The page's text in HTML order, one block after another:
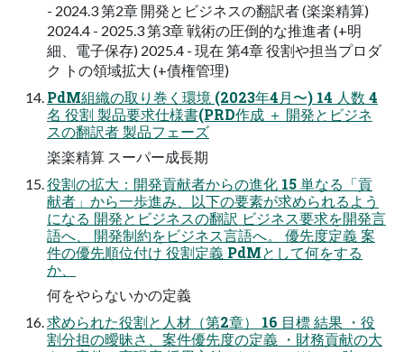
- 2024.3 第2章 開発とビジネスの翻訳者 (楽楽精算)
2024.4 - 2025.3 第3章 戦術の圧倒的な推進者 (+明
細、電子保存) 2025.4 - 現在 第4章 役割や担当プロダ
ク トの領域拡大 (+債権管理)
PdM組織の取り巻く環境 (2023年4月〜) 14 人数 4
名 役割 製品要求仕様書(PRD作成 ＋ 開発とビジネ
スの翻訳者 製品フェーズ
楽楽精算 スーパー成長期
役割の拡大：開発貢献者からの進化 15 単なる「貢
献者」から一歩進み、以下の要素が求められるよう
になる 開発とビジネスの翻訳 ビジネス要求を開発言
語へ、 開発制約をビジネス言語へ。 優先度定義 案
件の優先順位付け 役割定義 PdMとして何をする
か、
何をやらないかの定義
求められた役割と人材（第2章） 16 目標 結果 ・役
割分担の曖昧さ、案件優先度の定義 ・財務貢献の大